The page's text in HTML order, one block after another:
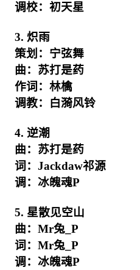
调校：初天星
3. 炽雨
策划：宁弦舞
曲：苏打是药
作词：林檎
调教：白漪风铃
4. 逆潮
曲：苏打是药
词：Jackdaw祁源
调：冰魄魂P
5. 星散见空山
曲：Mr兔_P
词：Mr兔_P
调：冰魄魂P